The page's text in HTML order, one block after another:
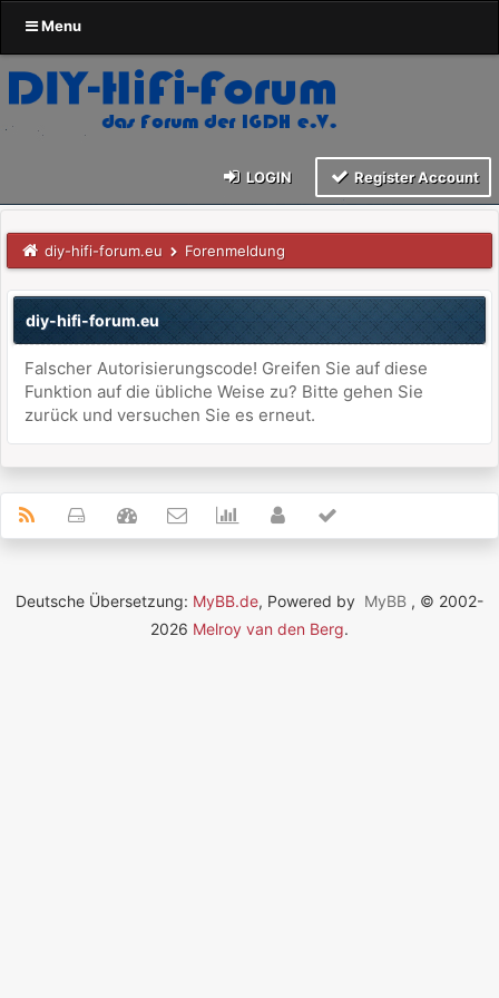
Menu
LOGIN Register Account
diy-hifi-forum.eu Forenmeldung
diy-hifi-forum.eu
Falscher Autorisierungscode! Greifen Sie auf diese
Funktion auf die übliche Weise zu? Bitte gehen Sie
zurück und versuchen Sie es erneut.
Deutsche Übersetzung: MyBB.de, Powered by MyBB , © 2002-
2026 Melroy van den Berg.